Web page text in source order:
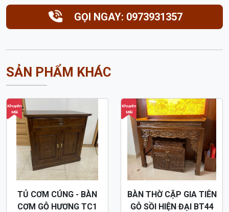
GỌI NGAY: 0973931357
SẢN PHẨM KHÁC
Khuyến
Mãi
TỦ CƠM CÚNG - BÀN
CƠM GỖ HƯƠNG TC1
Khuyến
Mãi
BÀN THỜ CẶP GIA TIÊN
GỖ SỒI HIỆN ĐẠI BT44